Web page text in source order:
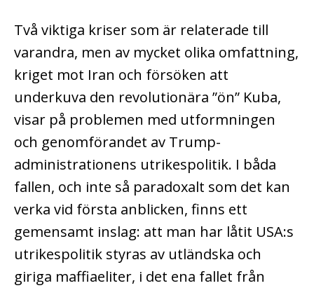
Två viktiga kriser som är relaterade till
varandra, men av mycket olika omfattning,
kriget mot Iran och försöken att
underkuva den revolutionära ”ön” Kuba,
visar på problemen med utformningen
och genomförandet av Trump-
administrationens utrikespolitik. I båda
fallen, och inte så paradoxalt som det kan
verka vid första anblicken, finns ett
gemensamt inslag: att man har låtit USA:s
utrikespolitik styras av utländska och
giriga maffiaeliter, i det ena fallet från